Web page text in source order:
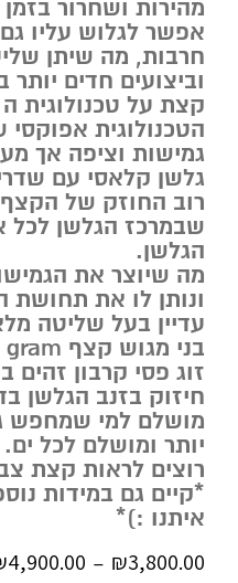
מהירות ושחרור בזמן
חרבות, מה שיתן
וביצועים חדים
קצת על טכנולוגית ה TWIN TECH של צ’ילי.
הטכנולוגית אפוקסי
גמישות וציפה אך
גלשן קלאסי עם
רוב החוזק של
שבמרכז הגלשן לכל
הגלשן.
מה שיוצר את
ונותן לו את
עדיין בעל שליטה
זוג פסי קרבון זהים
חיזוק בזנב הגלשן
מושלם למי שמחפש
יותר ומושלם לכל ים.
רוצים לראות קצת
*קיים גם במידות
איתנו :)*
₪3,800.00
–
4,900.00